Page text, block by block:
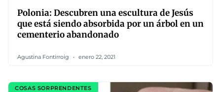
Polonia: Descubren una escultura de Jesús
que está siendo absorbida por un árbol en un
cementerio abandonado
Agustina Fontirroig enero 22, 2021
COSAS SORPRENDENTES